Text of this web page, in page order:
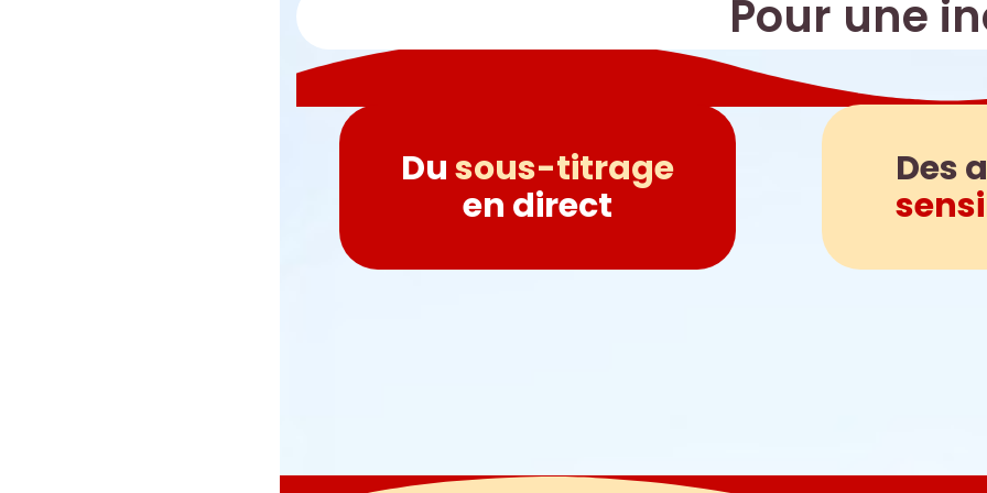
Pour une
Dusous-titrage
en direct
Des